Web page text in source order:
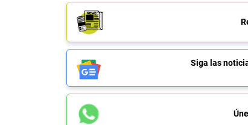
Siga las